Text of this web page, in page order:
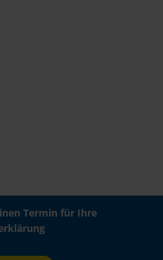
Termin für Ihre